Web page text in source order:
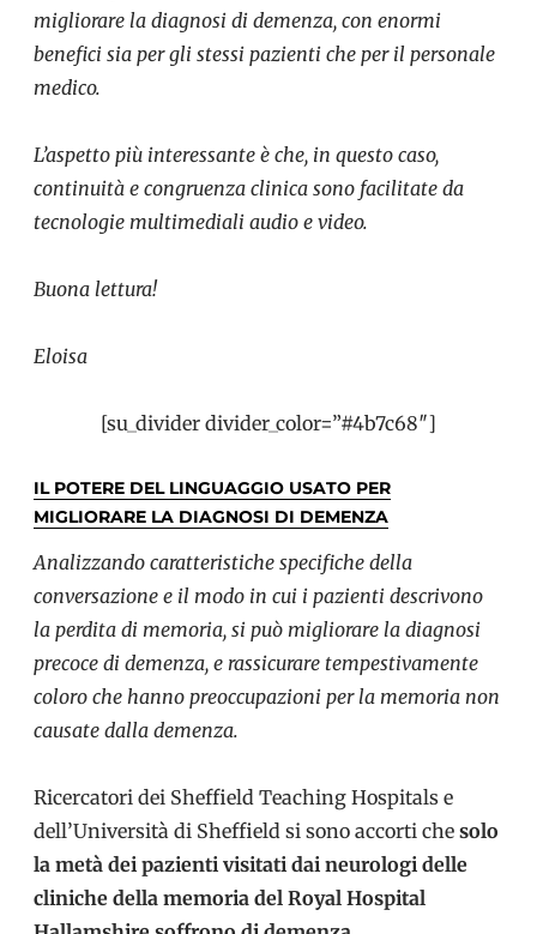
migliorare la diagnosi di demenza, con enormi
benefici sia per gli stessi pazienti che per il personale
medico.
L’aspetto più interessante è che, in questo caso,
continuità e congruenza clinica sono facilitate da
tecnologie multimediali audio e video.
Buona lettura!
Eloisa
[su_divider divider_color=”#4b7c68″]
IL POTERE DEL LINGUAGGIO USATO PER
MIGLIORARE LA DIAGNOSI DI DEMENZA
Analizzando caratteristiche specifiche della
conversazione e il modo in cui i pazienti descrivono
la perdita di memoria, si può migliorare la diagnosi
precoce di demenza, e rassicurare tempestivamente
coloro che hanno preoccupazioni per la memoria non
causate dalla demenza.
Ricercatori dei Sheffield Teaching Hospitals e
dell’Università di Sheffield si sono accorti che solo
la metà dei pazienti visitati dai neurologi delle
cliniche della memoria del Royal Hospital